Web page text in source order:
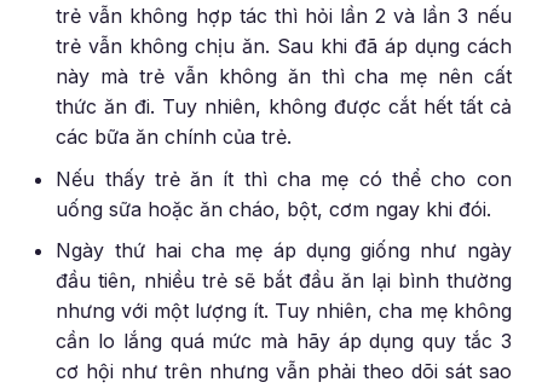
trẻ vẫn không hợp tác thì hỏi lần 2 và lần 3 nếu
trẻ vẫn không chịu ăn. Sau khi đã áp dụng cách
này mà trẻ vẫn không ăn thì cha mẹ nên cất
thức ăn đi. Tuy nhiên, không được cắt hết tất cả
các bữa ăn chính của trẻ.
Nếu thấy trẻ ăn ít thì cha mẹ có thể cho con
uống sữa hoặc ăn cháo, bột, cơm ngay khi đói.
Ngày thứ hai cha mẹ áp dụng giống như ngày
đầu tiên, nhiều trẻ sẽ bắt đầu ăn lại bình thường
nhưng với một lượng ít. Tuy nhiên, cha mẹ không
cần lo lắng quá mức mà hãy áp dụng quy tắc 3
cơ hội như trên nhưng vẫn phải theo dõi sát sao